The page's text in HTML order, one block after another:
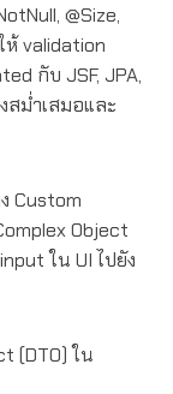
@Size,
ห้ validation
กับ JSF, JPA,
สม่ำเสมอและ
Custom
Object
ใน UI ไปยัง
(DTO) ใน